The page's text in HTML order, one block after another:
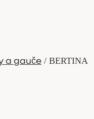
a gauče / BERTINA